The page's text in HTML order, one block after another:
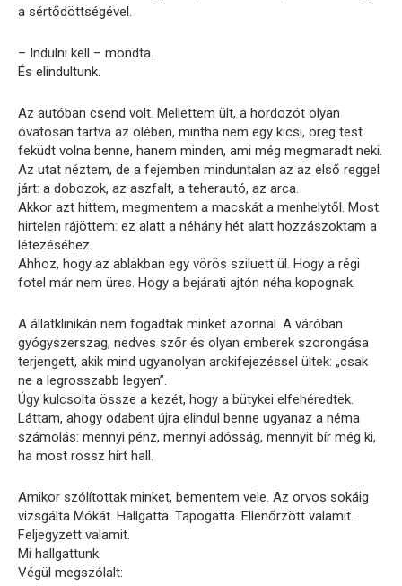
a sértődöttségével.
– Indulni kell – mondta.
És elindultunk.
Az autóban csend volt. Mellettem ült, a hordozót olyan
óvatosan tartva az ölében, mintha nem egy kicsi, öreg test
feküdt volna benne, hanem minden, ami még megmaradt neki.
Az utat néztem, de a fejemben minduntalan az az első reggel
járt: a dobozok, az aszfalt, a teherautó, az arca.
Akkor azt hittem, megmentem a macskát a menhelytől. Most
hirtelen rájöttem: ez alatt a néhány hét alatt hozzászoktam a
létezéséhez.
Ahhoz, hogy az ablakban egy vörös sziluett ül. Hogy a régi
fotel már nem üres. Hogy a bejárati ajtón néha kopognak.
A állatklinikán nem fogadtak minket azonnal. A váróban
gyógyszerszag, nedves szőr és olyan emberek szorongása
terjengett, akik mind ugyanolyan arckifejezéssel ültek: „csak
ne a legrosszabb legyen”.
Úgy kulcsolta össze a kezét, hogy a bütykei elfehéredtek.
Láttam, ahogy odabent újra elindul benne ugyanaz a néma
számolás: mennyi pénz, mennyi adósság, mennyit bír még ki,
ha most rossz hírt hall.
Amikor szólítottak minket, bementem vele. Az orvos sokáig
vizsgálta Mókát. Hallgatta. Tapogatta. Ellenőrzött valamit.
Feljegyzett valamit.
Mi hallgattunk.
Végül megszólalt: